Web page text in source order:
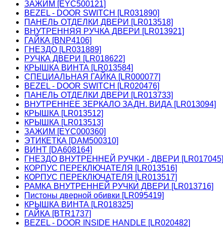
ЗАЖИМ [EYC500121]
BEZEL - DOOR SWITCH [LR031890]
ПАНЕЛЬ ОТДЕЛКИ ДВЕРИ [LR013518]
ВНУТРЕННЯЯ РУЧКА ДВЕРИ [LR013921]
ГАЙКА [BNP4106]
ГНЕЗДО [LR031889]
РУЧКА ДВЕРИ [LR018622]
КРЫШКА ВИНТА [LR013584]
СПЕЦИАЛЬНАЯ ГАЙКА [LR000077]
BEZEL - DOOR SWITCH [LR020476]
ПАНЕЛЬ ОТДЕЛКИ ДВЕРИ [LR013733]
ВНУТРЕННЕЕ ЗЕРКАЛО ЗАДН. ВИДА [LR013094]
КРЫШКА [LR013512]
КРЫШКА [LR013513]
ЗАЖИМ [EYC000360]
ЭТИКЕТКА [DAM500310]
ВИНТ [DA608164]
ГНЕЗДО ВНУТРЕННЕЙ РУЧКИ - ДВЕРИ [LR017045]
КОРПУС ПЕРЕКЛЮЧАТЕЛЯ [LR013516]
КОРПУС ПЕРЕКЛЮЧАТЕЛЯ [LR013517]
РАМКА ВНУТРЕННЕЙ РУЧКИ ДВЕРИ [LR013716]
Пистоны дверной обивки [LR095419]
КРЫШКА ВИНТА [LR018325]
ГАЙКА [BTR1737]
BEZEL - DOOR INSIDE HANDLE [LR020482]